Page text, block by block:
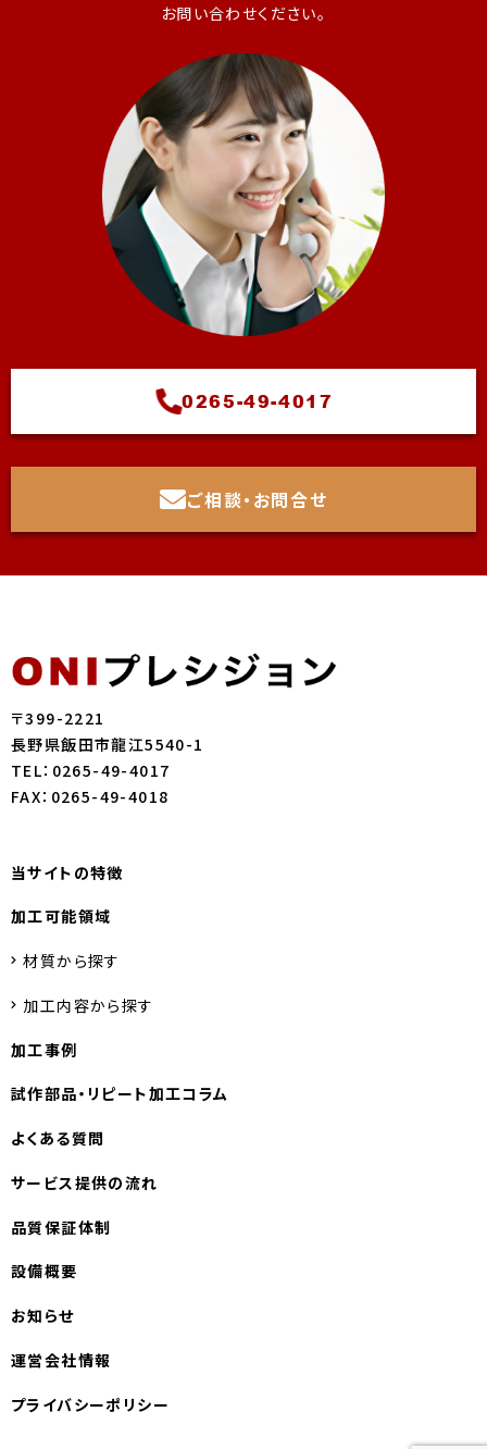
お問い合わせください。
0265-49-4017
ご相談・お問合せ
〒399-2221
長野県飯田市龍江5540-1
TEL：0265-49-4017
FAX：0265-49-4018
当サイトの特徴
加工可能領域
材質から探す
加工内容から探す
加工事例
試作部品・ リピート加工コラム
よくある質問
サービス提供の流れ
品質保証体制
設備概要
お知らせ
運営会社情報
プライバシーポリシー